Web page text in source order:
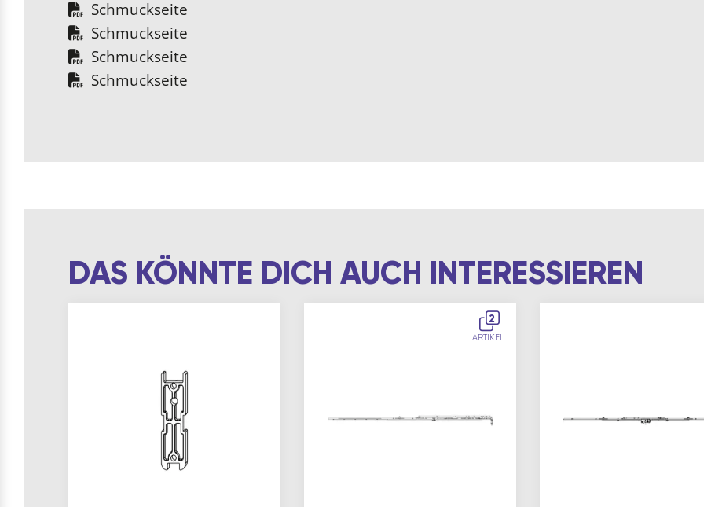
Schmuckseite
Schmuckseite
Schmuckseite
Schmuckseite
DAS KÖNNTE DICH AUCH INTERESSIEREN
2
ARTIKEL